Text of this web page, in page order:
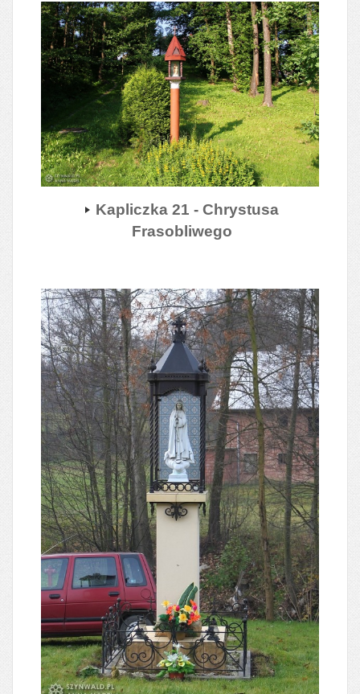
Kapliczka 21 - Chrystusa
Frasobliwego